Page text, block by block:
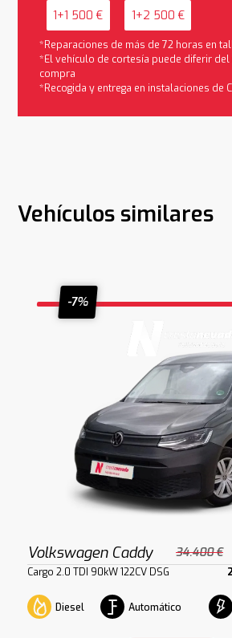
1+1 500 € 1+2 500 €
*Reparaciones de más de 72 horas en
*El vehículo de cortesía puede diferir
compra
*Recogida y entrega en instalaciones de
Vehículos similares
-7%
Volkswagen Caddy 34.400 €
Cargo 2.0 TDI 90kW 122CV DSG
Diesel Automático